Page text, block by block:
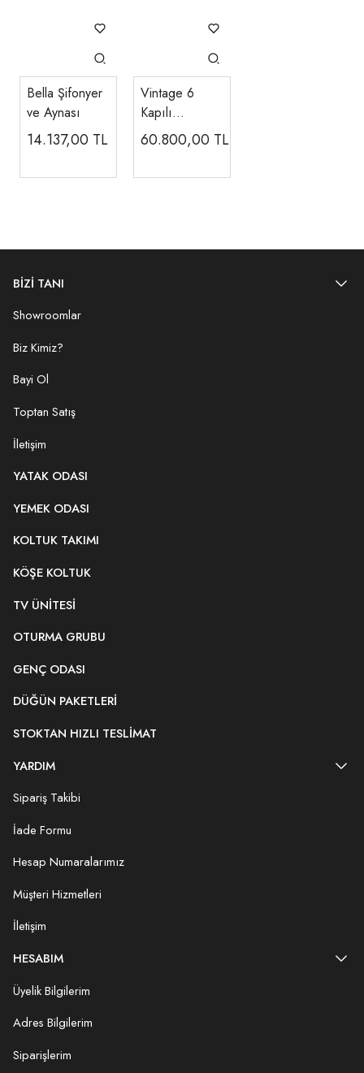
Bella Şifonyer
ve Aynası
14.137,00 TL
Vintage 6
Kapılı
Gardırop
60.800,00 TL
BİZİ TANI
Showroomlar
Biz Kimiz?
Bayi Ol
Toptan Satış
İletişim
YATAK ODASI
YEMEK ODASI
KOLTUK TAKIMI
KÖŞE KOLTUK
TV ÜNITESI
OTURMA GRUBU
GENÇ ODASI
DÜĞÜN PAKETLERI
STOKTAN HIZLI TESLIMAT
YARDIM
Sipariş Takibi
İade Formu
Hesap Numaralarımız
Müşteri Hizmetleri
İletişim
HESABIM
Üyelik Bilgilerim
Adres Bilgilerim
Siparişlerim